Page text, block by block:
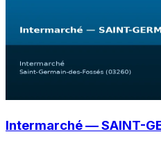
Intermarché — SAINT-